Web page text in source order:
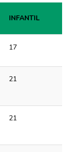
INFANTIL
INFANTIL
17
21
21